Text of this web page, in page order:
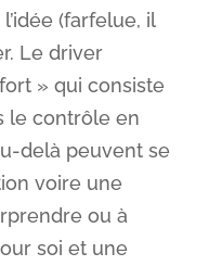
(farfelue, il
Le driver
» qui consiste
le contrôle en
delà peuvent se
voire une
ou à
soi et une